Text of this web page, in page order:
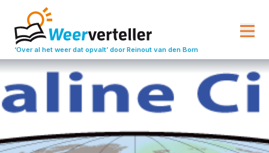
‘Over al het weer dat opvalt’ door Reinout van den Born